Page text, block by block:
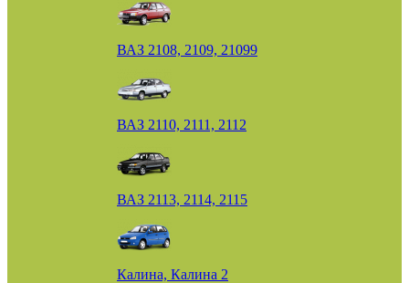
ВАЗ 2108, 2109, 21099
ВАЗ 2110, 2111, 2112
ВАЗ 2113, 2114, 2115
Калина, Калина 2